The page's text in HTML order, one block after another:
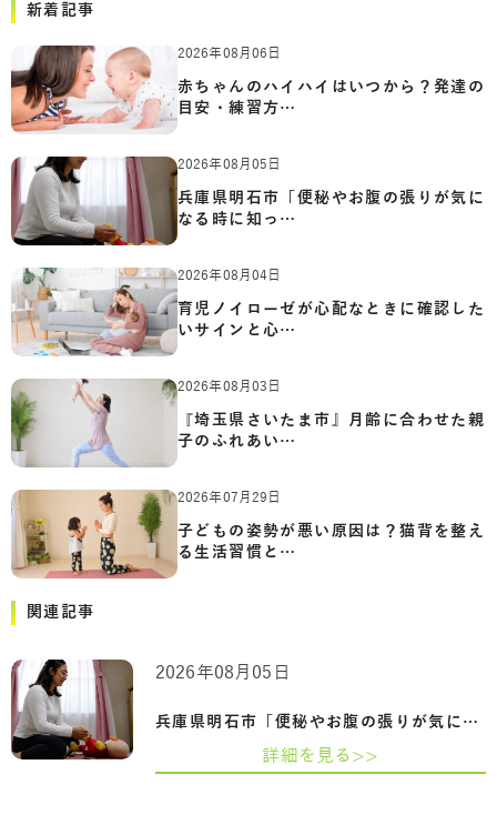
新着記事
2026年08月06日
赤ちゃんのハイハイはいつから？発達の
目安・練習方…
2026年08月05日
兵庫県明石市「便秘やお腹の張りが気に
なる時に知っ…
2026年08月04日
育児ノイローゼが心配なときに確認した
いサインと心…
2026年08月03日
『埼玉県さいたま市』月齢に合わせた親
子のふれあい…
2026年07月29日
子どもの姿勢が悪い原因は？猫背を整え
る生活習慣と…
関連記事
兵庫県明石市「便秘やお腹の張りが気にな…
2026年08月05日
詳細を見る>>